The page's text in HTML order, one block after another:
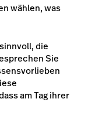
wählen, was
die
Sie
am Tag ihrer